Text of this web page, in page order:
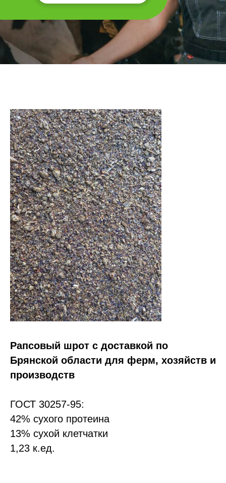
Рапсовый шрот с доставкой по
Брянской области для ферм, хозяйств и
производств
ГОСТ 30257-95:
42% сухого протеина
13% сухой клетчатки
1,23 к.ед.